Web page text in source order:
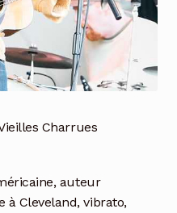
Charrues
auteur
à Cleveland, vibrato,